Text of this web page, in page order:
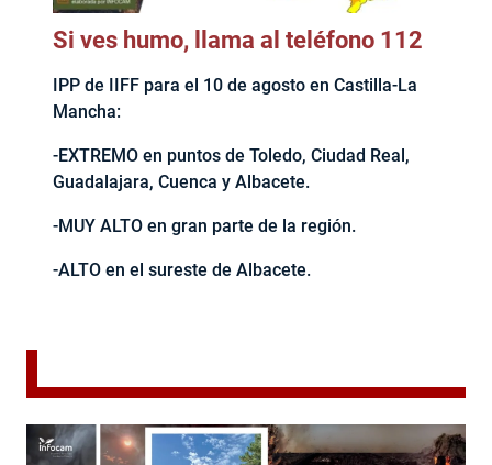
Si ves humo, llama al teléfono 112
IPP de IIFF para el 10 de agosto en Castilla-La
Mancha:
-EXTREMO en puntos de Toledo, Ciudad Real,
Guadalajara, Cuenca y Albacete.
-MUY ALTO en gran parte de la región.
-ALTO en el sureste de Albacete.